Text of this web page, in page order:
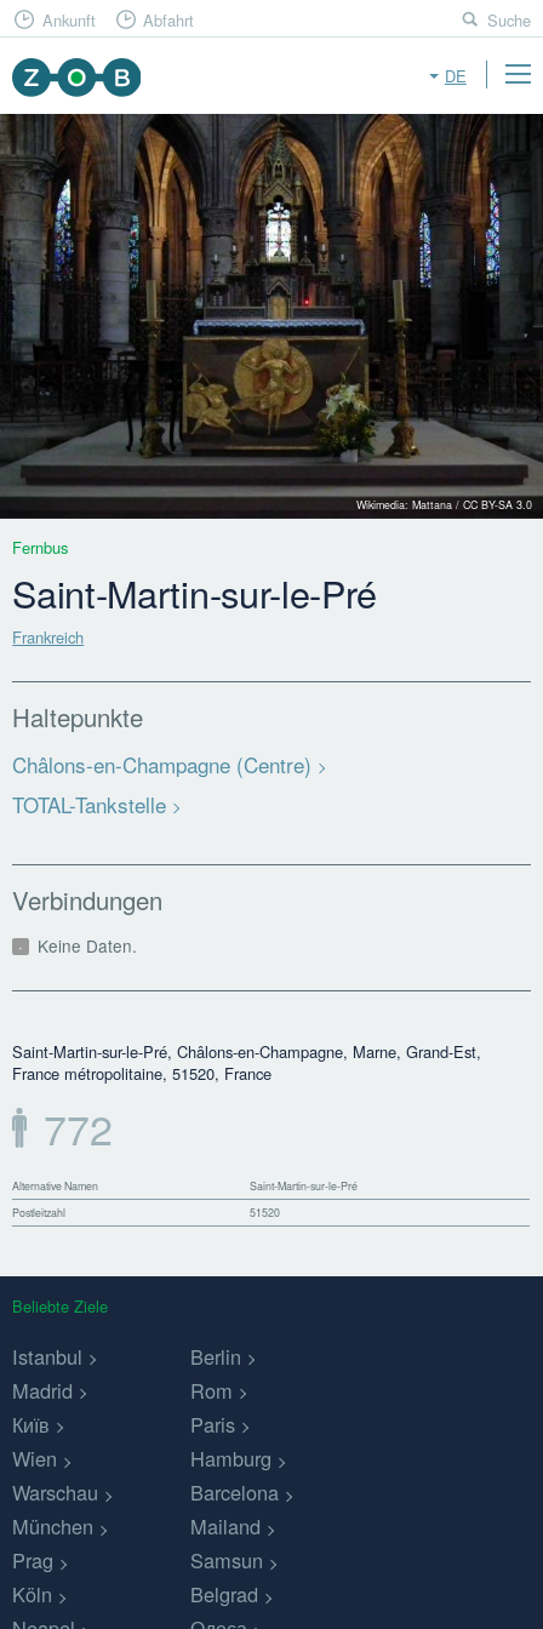
DE
Ankunft Abfahrt Suche
Wikimedia: Mattana / CC BY-SA 3.0
Fernbus
Saint-Martin-sur-le-Pré
Frankreich
Haltepunkte
Châlons-en-Champagne (Centre)
TOTAL-Tankstelle
Verbindungen
Keine Daten.
Saint-Martin-sur-le-Pré, Châlons-en-Champagne, Marne, Grand-Est,
France métropolitaine, 51520, France
772
Alternative Namen
Saint-Martin-sur-le-Pré
Postleitzahl
51520
Beliebte Ziele
Istanbul
Berlin
Madrid
Rom
Київ
Paris
Wien
Hamburg
Warschau
Barcelona
München
Mailand
Prag
Samsun
Köln
Belgrad